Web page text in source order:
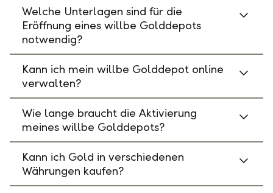
Welche Unterlagen sind für die
Eröffnung eines willbe Golddepots
notwendig?
Kann ich mein willbe Golddepot online
verwalten?
Wie lange braucht die Aktivierung
meines willbe Golddepots?
Kann ich Gold in verschiedenen
Währungen kaufen?